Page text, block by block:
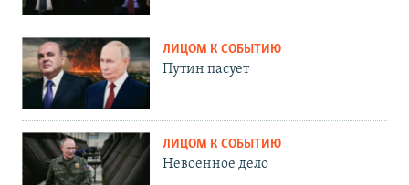
ЛИЦОМ К СОБЫТИЮ
Путин пасует
ЛИЦОМ К СОБЫТИЮ
Невоенное дело